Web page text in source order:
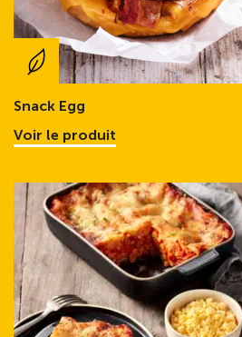
Snack Egg
Voir le produit